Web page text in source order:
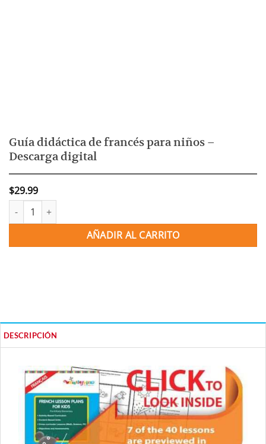
Guía didáctica de francés para niños –
Descarga digital
$29.99
Guía didáctica de francés para niños – Descarga digital cantidad
AÑADIR AL CARRITO
DESCRIPCIÓN